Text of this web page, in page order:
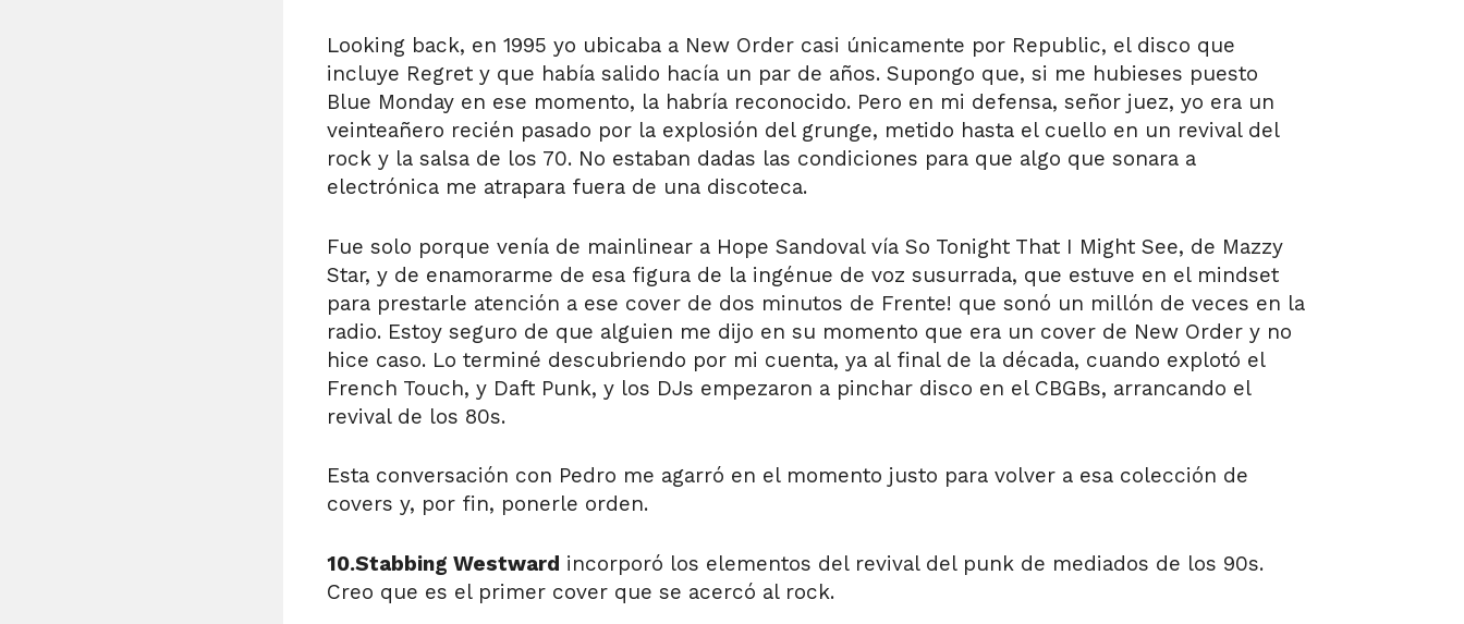
Looking back, en 1995 yo ubicaba a New Order casi únicamente por Republic, el disco que
incluye Regret y que había salido hacía un par de años. Supongo que, si me hubieses puesto
Blue Monday en ese momento, la habría reconocido. Pero en mi defensa, señor juez, yo era un
veinteañero recién pasado por la explosión del grunge, metido hasta el cuello en un revival del
rock y la salsa de los 70. No estaban dadas las condiciones para que algo que sonara a
electrónica me atrapara fuera de una discoteca.
Fue solo porque venía de mainlinear a Hope Sandoval vía So Tonight That I Might See, de Mazzy
Star, y de enamorarme de esa figura de la ingénue de voz susurrada, que estuve en el mindset
para prestarle atención a ese cover de dos minutos de Frente! que sonó un millón de veces en la
radio. Estoy seguro de que alguien me dijo en su momento que era un cover de New Order y no
hice caso. Lo terminé descubriendo por mi cuenta, ya al final de la década, cuando explotó el
French Touch, y Daft Punk, y los DJs empezaron a pinchar disco en el CBGBs, arrancando el
revival de los 80s.
Esta conversación con Pedro me agarró en el momento justo para volver a esa colección de
covers y, por fin, ponerle orden.
10.Stabbing Westward incorporó los elementos del revival del punk de mediados de los 90s.
Creo que es el primer cover que se acercó al rock.